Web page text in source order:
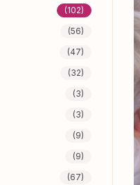
(102)
(56)
(47)
(32)
(3)
(3)
(9)
(9)
(67)